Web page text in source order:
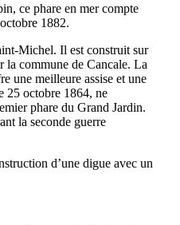
ce phare en mer compte
1882.
Michel. Il est construit sur
la commune de Cancale. La
une meilleure assise et une
25 octobre 1864, ne
phare du Grand Jardin.
la seconde guerre
d’une digue avec un